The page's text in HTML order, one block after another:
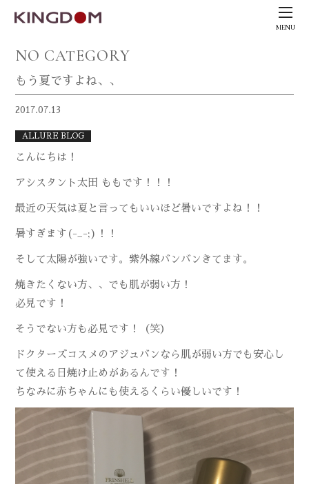
MENU
NO CATEGORY
もう夏ですよね、、
2017.07.13
ALLURE BLOG
こんにちは！
アシスタント太田 ももです！！！
最近の天気は夏と言ってもいいほど暑いですよね！！
暑すぎます(-_-;)！！
そして太陽が強いです。紫外線バンバンきてます。
焼きたくない方、、でも肌が弱い方！
必見です！
そうでない方も必見です！（笑）
ドクターズコスメのアジュバンなら肌が弱い方でも安心し
て使える日焼け止めがあるんです！
ちなみに赤ちゃんにも使えるくらい優しいです！